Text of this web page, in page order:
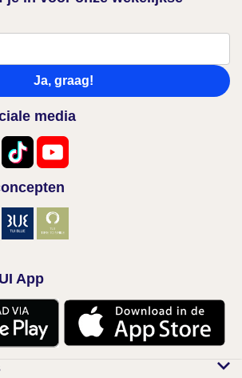
Ja, graag!
media
App